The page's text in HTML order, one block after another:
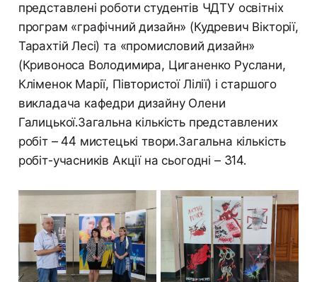
представлені роботи студентів ЧДТУ освітніх
програм «графічний дизайн» (Кудревич Вікторії,
Тарахтій Лесі) та «промисловий дизайн»
(Кривоноса Володимира, Циганенко Руслани,
Кліменок Марії, Півтористої Лілії) і старшого
викладача кафедри дизайну Олени
Галицької.Загальна кількість представлених
робіт – 44 мистецькі твори.Загальна кількість
робіт-учасників Акції на сьогодні – 314.